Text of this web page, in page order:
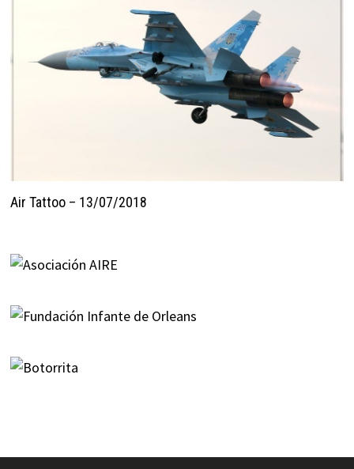
Air Tattoo – 13/07/2018